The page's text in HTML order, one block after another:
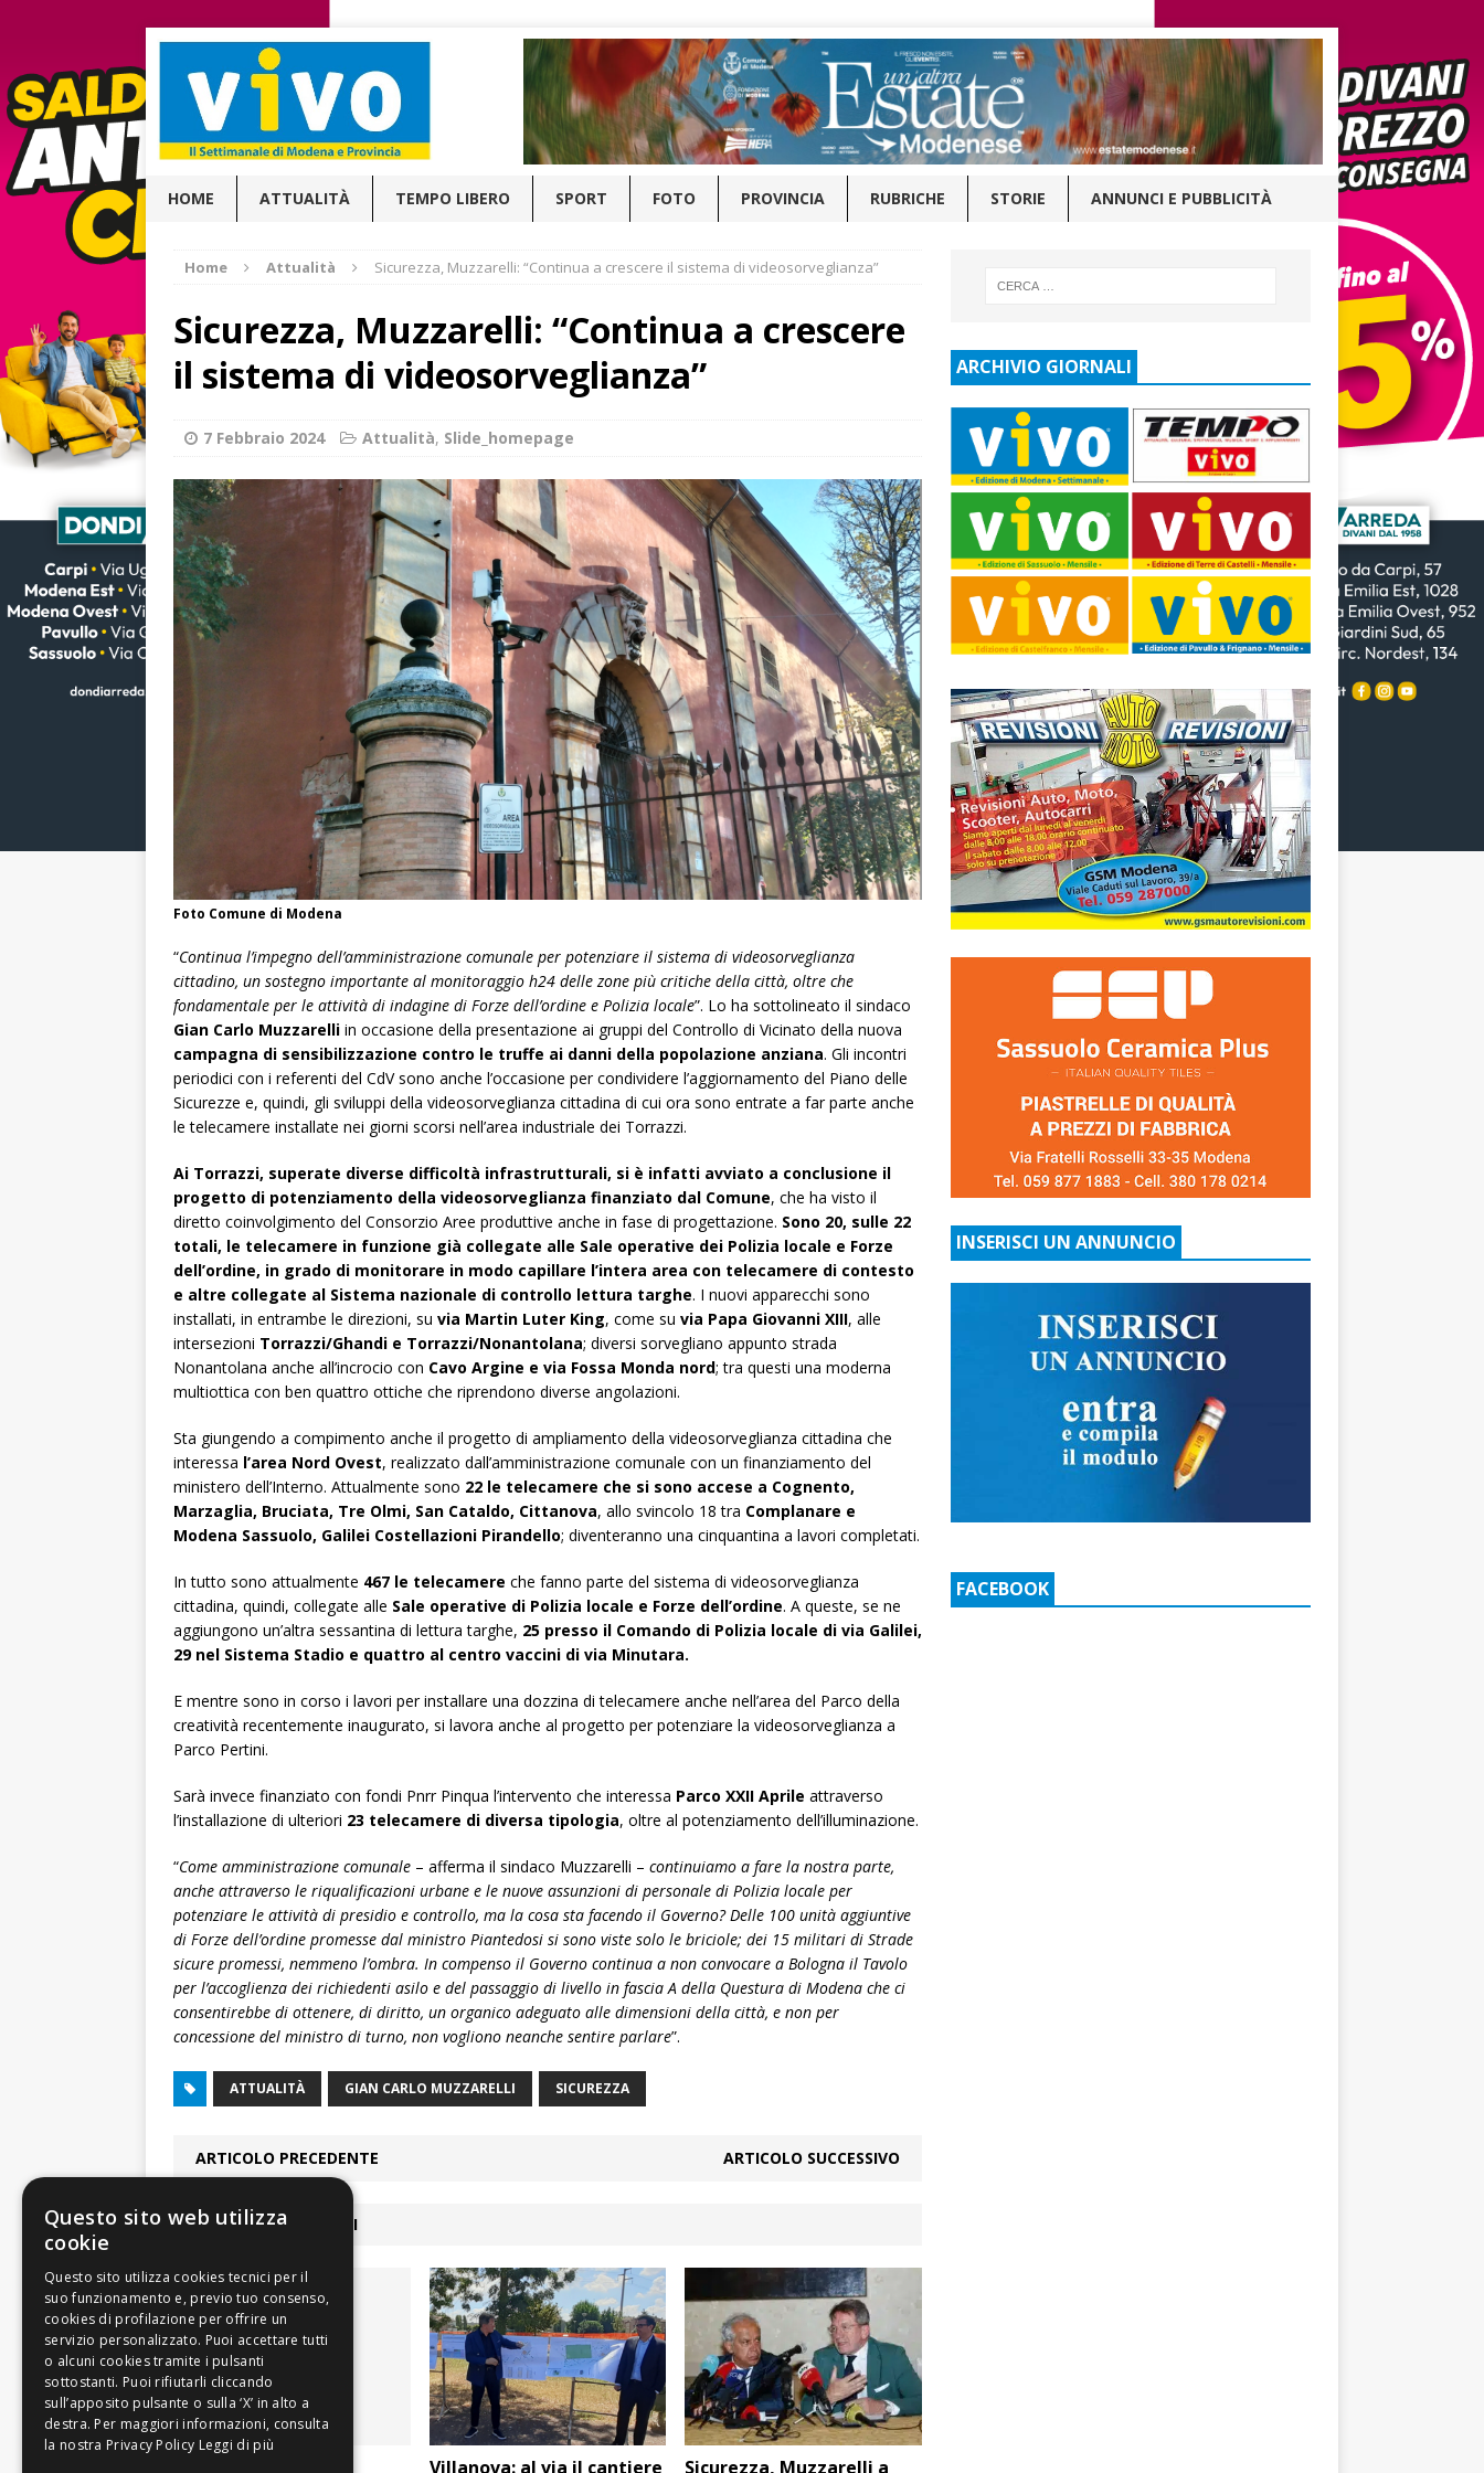
HOME ATTUALITÀ TEMPO LIBERO SPORT FOTO PROVINCIA RUBRICHE STORIE ANNUNCI E PUBBLICITÀ
Home Attualità Sicurezza, Muzzarelli: “Continua a crescere il sistema di videosorveglianza”
Sicurezza, Muzzarelli: “Continua a crescere
il sistema di videosorveglianza”
7 Febbraio 2024 Attualità, Slide_homepage
Foto Comune di Modena
“Continua l’impegno dell’amministrazione comunale per potenziare il sistema di videosorveglianza
cittadino, un sostegno importante al monitoraggio h24 delle zone più critiche della città, oltre che
fondamentale per le attività di indagine di Forze dell’ordine e Polizia locale”. Lo ha sottolineato il sindaco
Gian Carlo Muzzarelli in occasione della presentazione ai gruppi del Controllo di Vicinato della nuova
campagna di sensibilizzazione contro le truffe ai danni della popolazione anziana. Gli incontri
periodici con i referenti del CdV sono anche l’occasione per condividere l’aggiornamento del Piano delle
Sicurezze e, quindi, gli sviluppi della videosorveglianza cittadina di cui ora sono entrate a far parte anche
le telecamere installate nei giorni scorsi nell’area industriale dei Torrazzi.
Ai Torrazzi, superate diverse difficoltà infrastrutturali, si è infatti avviato a conclusione il
progetto di potenziamento della videosorveglianza finanziato dal Comune, che ha visto il
diretto coinvolgimento del Consorzio Aree produttive anche in fase di progettazione. Sono 20, sulle 22
totali, le telecamere in funzione già collegate alle Sale operative dei Polizia locale e Forze
dell’ordine, in grado di monitorare in modo capillare l’intera area con telecamere di contesto
e altre collegate al Sistema nazionale di controllo lettura targhe. I nuovi apparecchi sono
installati, in entrambe le direzioni, su via Martin Luter King, come su via Papa Giovanni XIII, alle
intersezioni Torrazzi/Ghandi e Torrazzi/Nonantolana; diversi sorvegliano appunto strada
Nonantolana anche all’incrocio con Cavo Argine e via Fossa Monda nord; tra questi una moderna
multiottica con ben quattro ottiche che riprendono diverse angolazioni.
Sta giungendo a compimento anche il progetto di ampliamento della videosorveglianza cittadina che
interessa l’area Nord Ovest, realizzato dall’amministrazione comunale con un finanziamento del
ministero dell’Interno. Attualmente sono 22 le telecamere che si sono accese a Cognento,
Marzaglia, Bruciata, Tre Olmi, San Cataldo, Cittanova, allo svincolo 18 tra Complanare e
Modena Sassuolo, Galilei Costellazioni Pirandello; diventeranno una cinquantina a lavori completati.
In tutto sono attualmente 467 le telecamere che fanno parte del sistema di videosorveglianza
cittadina, quindi, collegate alle Sale operative di Polizia locale e Forze dell’ordine. A queste, se ne
aggiungono un’altra sessantina di lettura targhe, 25 presso il Comando di Polizia locale di via Galilei,
29 nel Sistema Stadio e quattro al centro vaccini di via Minutara.
E mentre sono in corso i lavori per installare una dozzina di telecamere anche nell’area del Parco della
creatività recentemente inaugurato, si lavora anche al progetto per potenziare la videosorveglianza a
Parco Pertini.
Sarà invece finanziato con fondi Pnrr Pinqua l’intervento che interessa Parco XXII Aprile attraverso
l’installazione di ulteriori 23 telecamere di diversa tipologia, oltre al potenziamento dell’illuminazione.
“Come amministrazione comunale – afferma il sindaco Muzzarelli – continuiamo a fare la nostra parte,
anche attraverso le riqualificazioni urbane e le nuove assunzioni di personale di Polizia locale per
potenziare le attività di presidio e controllo, ma la cosa sta facendo il Governo? Delle 100 unità aggiuntive
di Forze dell’ordine promesse dal ministro Piantedosi si sono viste solo le briciole; dei 15 militari di Strade
sicure promessi, nemmeno l’ombra. In compenso il Governo continua a non convocare a Bologna il Tavolo
per l’accoglienza dei richiedenti asilo e del passaggio di livello in fascia A della Questura di Modena che ci
consentirebbe di ottenere, di diritto, un organico adeguato alle dimensioni della città, e non per
concessione del ministro di turno, non vogliono neanche sentire parlare”.
ATTUALITÀ GIAN CARLO MUZZARELLI SICUREZZA
ARTICOLO PRECEDENTE ARTICOLO SUCCESSIVO
ARTICOLI COLLEGATI
Villanova: al via il cantiere Sicurezza, Muzzarelli a
ARCHIVIO GIORNALI
INSERISCI UN ANNUNCIO
FACEBOOK
Questo sito web utilizza
cookie
Leggi di più